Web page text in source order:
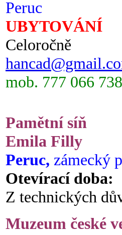
Peruc
UBYTOVÁNÍ
Celoročně
mob. 777 066 738
Pamětní síň
Emila Filly
Peruc, zámecký
Otevírací doba:
Z technických
Muzeum české